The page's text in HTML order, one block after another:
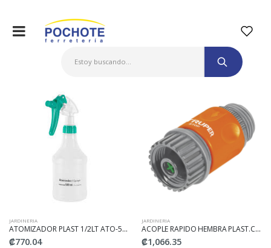
JARDINERIA
ATOMIZADOR PLAST 1/2LT ATO-50 KLINTEK-TRUPER
₡770.04
JARDINERIA
ACOPLE RAPIDO HEMBRA PLAST.CLICK-ACC TRUPER
₡1,066.35